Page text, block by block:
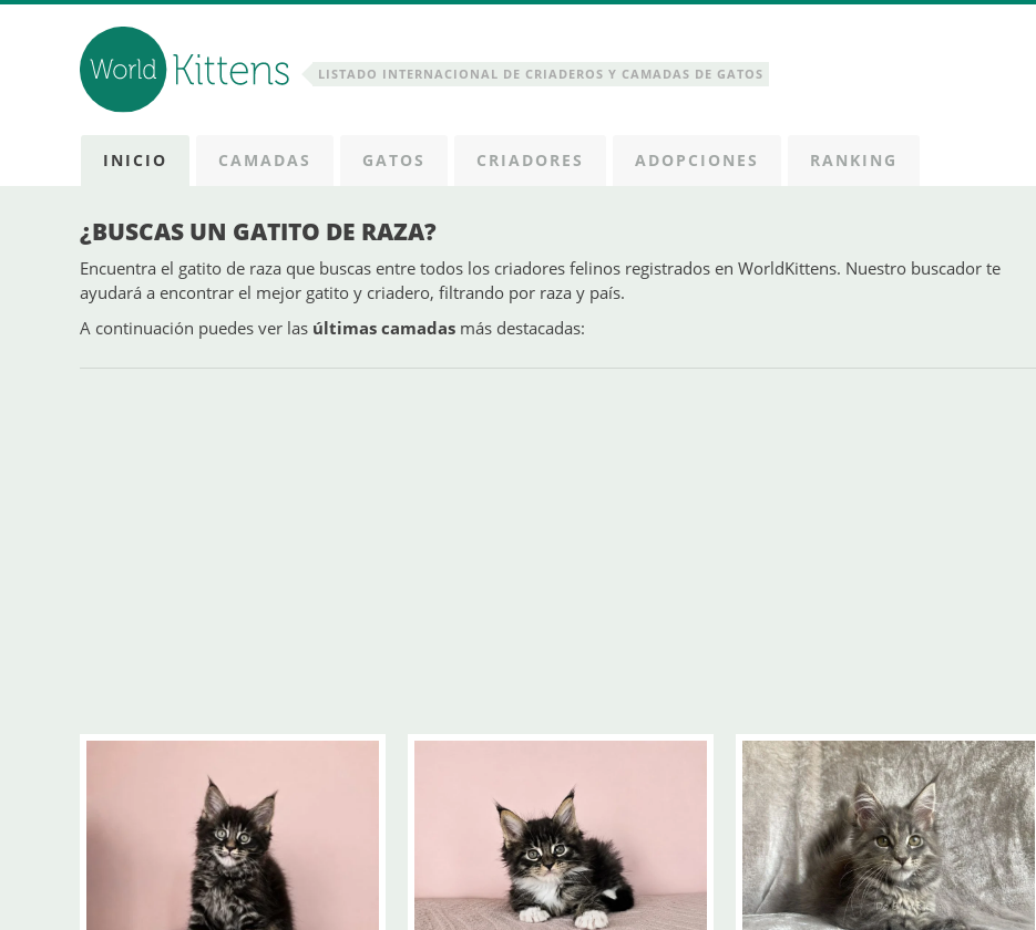
LISTADO INTERNACIONAL DE CRIADEROS Y CAMADAS DE GATOS
INICIO CAMADAS GATOS CRIADORES ADOPCIONES RANKING
¿BUSCAS UN GATITO DE RAZA?
Encuentra el gatito de raza que buscas entre todos los criadores felinos registrados en WorldKittens. Nuestro buscador te
ayudará a encontrar el mejor gatito y criadero, filtrando por raza y país.
A continuación puedes ver las últimas camadas más destacadas: